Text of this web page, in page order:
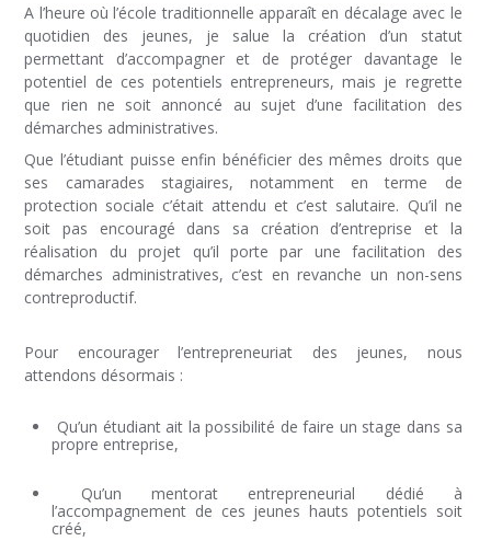
A l’heure où l’école traditionnelle apparaît en décalage avec le
quotidien des jeunes, je salue la création d’un statut
permettant d’accompagner et de protéger davantage le
potentiel de ces potentiels entrepreneurs, mais je regrette
que rien ne soit annoncé au sujet d’une facilitation des
démarches administratives.
Que l’étudiant puisse enfin bénéficier des mêmes droits que
ses camarades stagiaires, notamment en terme de
protection sociale c’était attendu et c’est salutaire. Qu’il ne
soit pas encouragé dans sa création d’entreprise et la
réalisation du projet qu’il porte par une facilitation des
démarches administratives, c’est en revanche un non-sens
contreproductif.
Pour encourager l’entrepreneuriat des jeunes, nous
attendons désormais :
Qu’un étudiant ait la possibilité de faire un stage dans sa
propre entreprise,
Qu’un mentorat entrepreneurial dédié à
l’accompagnement de ces jeunes hauts potentiels soit
créé,